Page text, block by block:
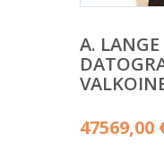
A.
47569,00